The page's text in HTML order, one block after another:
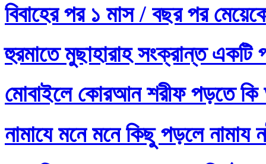
বিবাহের পর ১ মাস / বছর পর
হুরমাতে মুছাহারাহ সংক্রান্ত
মোবাইলে কোরআন শরীফ পড়তে
নামাযে মনে মনে কিছু পড়লে নামায